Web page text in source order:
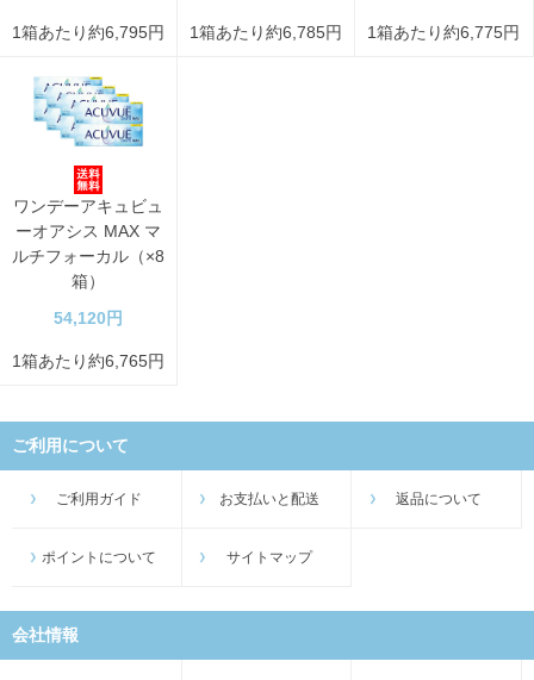
1箱あたり約6,795円 1箱あたり約6,785円 1箱あたり約6,775円
ワンデーアキュビュ
ーオアシス MAX マ
ルチフォーカル（×8
箱）
54,120円
1箱あたり約6,765円
ご利用について
ご利用ガイド お支払いと配送 返品について
ポイントについて サイトマップ
会社情報